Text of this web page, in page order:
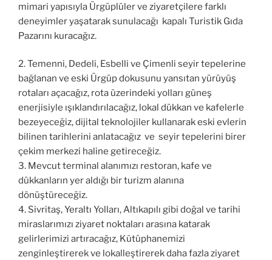
mimari yapısıyla Ürgüplüler ve ziyaretçilere farklı
deneyimler yaşatarak sunulacağı kapalı Turistik Gıda
Pazarını kuracağız.
2.Temenni, Dedeli, Esbelli ve Çimenli seyir tepelerine
bağlanan ve eski Ürgüp dokusunu yansıtan yürüyüş
rotaları açacağız, rota üzerindeki yolları güneş
enerjisiyle ışıklandırılacağız, lokal dükkan ve kafelerle
bezeyeceğiz, dijital teknolojiler kullanarak eski evlerin
bilinen tarihlerini anlatacağız ve seyir tepelerini birer
çekim merkezi haline getireceğiz.
3. Mevcut terminal alanımızı restoran, kafe ve
dükkanların yer aldığı bir turizm alanına
dönüştüreceğiz.
4. Sivritaş, Yeraltı Yolları, Altıkapılı gibi doğal ve tarihi
miraslarımızı ziyaret noktaları arasına katarak
gelirlerimizi artıracağız, Kütüphanemizi
zenginleştirerek ve lokalleştirerek daha fazla ziyaret